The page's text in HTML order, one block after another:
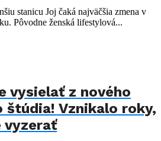
stanicu Joj čaká najväčšia zmena v
Pôvodne ženská lifestylová...
vysielať z nového
štúdia! Vznikalo roky,
vyzerať